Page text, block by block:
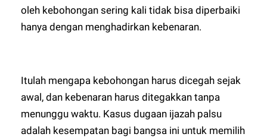
oleh kebohongan sering kali tidak bisa diperbaiki
hanya dengan menghadirkan kebenaran.
Itulah mengapa kebohongan harus dicegah sejak
awal, dan kebenaran harus ditegakkan tanpa
menunggu waktu. Kasus dugaan ijazah palsu
adalah kesempatan bagi bangsa ini untuk memilih